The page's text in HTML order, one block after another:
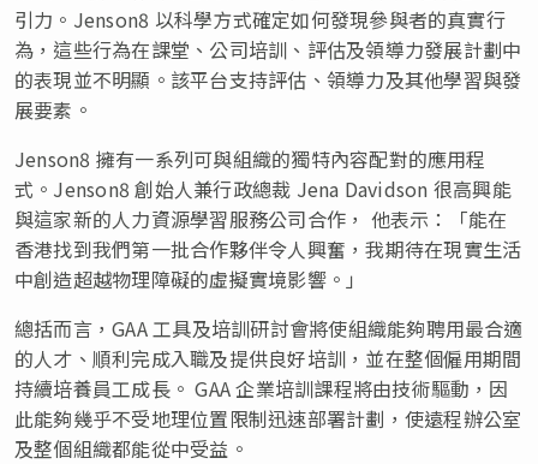
引力。Jenson8 以科學方式確定如何發現參與者的真實行
為，這些行為在課堂、公司培訓、評估及領導力發展計劃中
的表現並不明顯。該平台支持評估、領導力及其他學習與發
展要素。
Jenson8 擁有一系列可與組織的獨特內容配對的應用程
式。Jenson8 創始人兼行政總裁 Jena Davidson 很高興能
與這家新的人力資源學習服務公司合作， 他表示：「能在
香港找到我們第一批合作夥伴令人興奮，我期待在現實生活
中創造超越物理障礙的虛擬實境影響。」
總括而言，GAA 工具及培訓研討會將使組織能夠聘用最合適
的人才、順利完成入職及提供良好培訓，並在整個僱用期間
持續培養員工成長。 GAA 企業培訓課程將由技術驅動，因
此能夠幾乎不受地理位置限制迅速部署計劃，使遠程辦公室
及整個組織都能從中受益。